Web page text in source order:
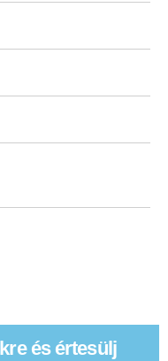
és értesülj